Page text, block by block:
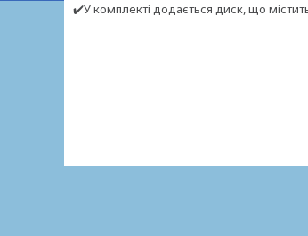
✔️У комплекті додається диск, що